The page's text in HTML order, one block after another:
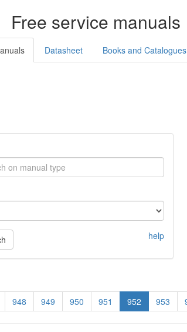
Free service manuals
Datasheet Books and Catalogues
help
948 949 950 951 952 953